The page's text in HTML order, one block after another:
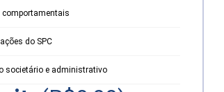
comportamentais
do SPC
societário e administrativo